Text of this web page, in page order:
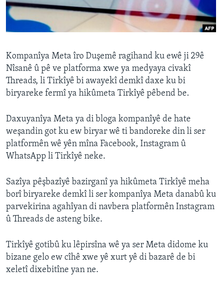
ÇAND Û HUNER
SERNIVÎS
Learning English
FOLLOW US
Zimanên Din
Kompanîya Meta îro Duşemê ragihand ku ewê ji 29ê
Nîsanê û pê ve platforma xwe ya medyaya civakî
Threads, li Tirkîyê bi awayekî demkî daxe ku bi
biryareke fermî ya hikûmeta Tirkîyê pêbend be.
Daxuyanîya Meta ya di bloga kompanîyê de hate
weşandin got ku ew biryar wê ti bandoreke din li ser
platformên wê yên mîna Facebook, Instagram û
WhatsApp li Tirkîyê neke.
Sazîya pêşbazîyê bazirganî ya hikûmeta Tirkîyê meha
borî biryareke demkî li ser kompanîya Meta danabû ku
parvekirina agahîyan di navbera platformên Instagram
û Threads de asteng bike.
Tirkîyê gotibû ku lêpirsîna wê ya ser Meta didome ku
bizane gelo ew cîhê xwe yê xurt yê di bazarê de bi
xeletî dixebitîne yan ne.